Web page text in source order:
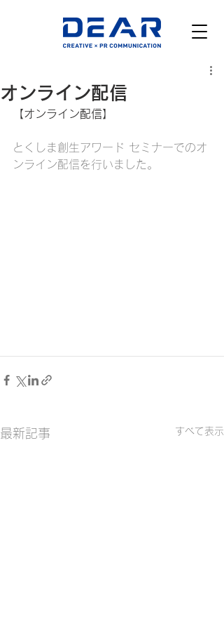
オンライン配信
【オンライン配信】
とくしま創生アワード セミナーでのオ
ンライン配信を行いました。
最新記事 すべて表示